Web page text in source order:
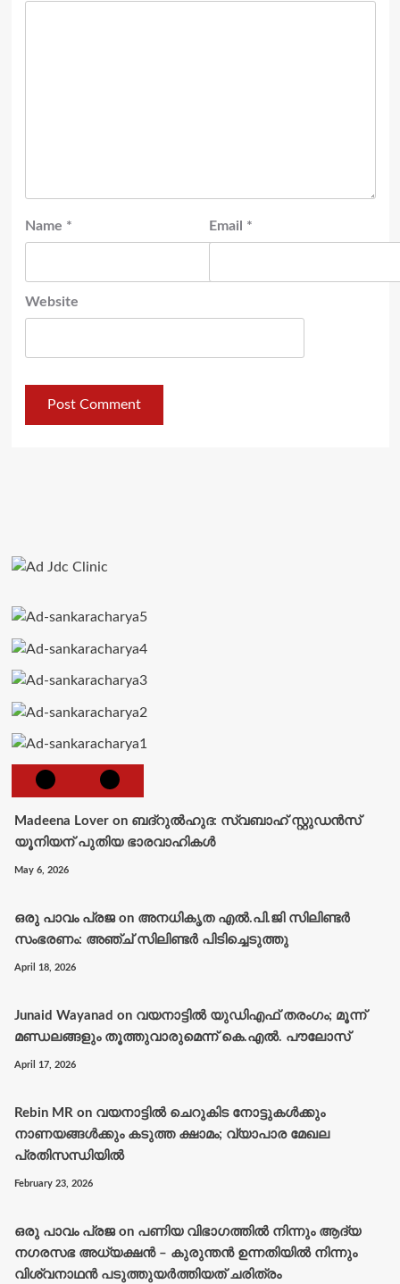
Name * Email *
Website
Madeena Loveron ബദ്റുൽഹുദ: സ്വബാഹ് സ്റ്റുഡൻസ്
യൂനിയന് പുതിയ ഭാരവാഹികൾ
May 6, 2026
ഒരു പാവം പ്രജon അനധികൃത എൽ.പി.ജി സിലിണ്ടർ
സംഭരണം: അഞ്ച് സിലിണ്ടർ പിടിച്ചെടുത്തു
April 18, 2026
Junaid Wayanad on വയനാട്ടില്‍ യുഡിഎഫ് തരംഗം; മൂന്ന്
മണ്ഡലങ്ങളും തൂത്തുവാരുമെന്ന് കെ.എല്‍. പൗലോസ്
April 17, 2026
Rebin MRon വയനാട്ടിൽ ചെറുകിട നോട്ടുകൾക്കും
നാണയങ്ങൾക്കും കടുത്ത ക്ഷാമം; വ്യാപാര മേഖല
പ്രതിസന്ധിയിൽ
February 23, 2026
ഒരു പാവം പ്രജon പണിയ വിഭാഗത്തിൽ നിന്നും ആദ്യ
നഗരസഭ അധ്യക്ഷൻ – കുരുന്തൻ ഉന്നതിയിൽ നിന്നും
വിശ്വനാഥൻ പടുത്തുയർത്തിയത് ചരിത്രം